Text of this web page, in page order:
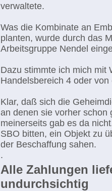
verwaltete.
Was die Kombinate an
planten, wurde durch das
Arbeitsgruppe Nendel
Dazu stimmte ich mich mit
Handelsbereich 4 oder
Klar, daß sich die
an denen sie vorher schon
meinerseits gab es da
SBO bitten, ein Objekt zu
der Beschaffung sahen.
.
Alle Zahlungen
undurchsichtig